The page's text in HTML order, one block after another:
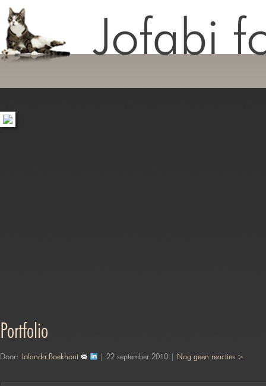
Portfolio
Door: Jolanda Boekhout | 22 september 2010 | Nog geen reacties >